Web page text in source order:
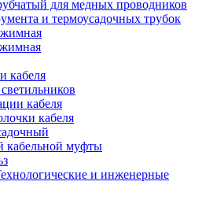
для медных проводников
и термоусадочных трубок
кабеля
кабеля
кабеля
кабельной муфты
и инженерные